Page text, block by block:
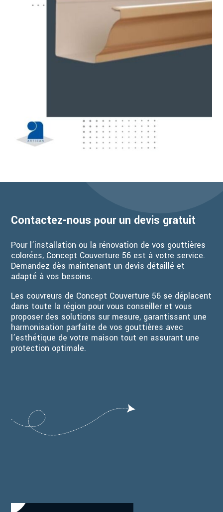
Contactez-nous pour un devis gratuit
Pour l’installation ou la rénovation de vos gouttières
colorées, Concept Couverture 56 est à votre service.
Demandez dès maintenant un devis détaillé et
adapté à vos besoins.
Les couvreurs de Concept Couverture 56 se déplacent
dans toute la région pour vous conseiller et vous
proposer des solutions sur mesure, garantissant une
harmonisation parfaite de vos gouttières avec
l’esthétique de votre maison tout en assurant une
protection optimale.